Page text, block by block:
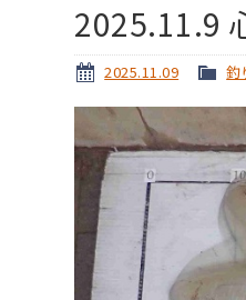
2025.11.9
2025.11.09 釣